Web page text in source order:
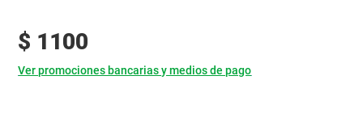
$ 1100
Ver promociones bancarias y medios de pago